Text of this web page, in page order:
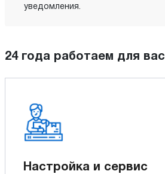
уведомления.
24 года работаем для вас
Настройка и сервис